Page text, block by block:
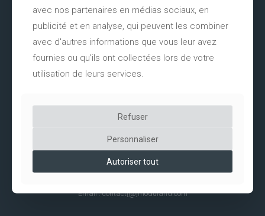
E-Shop Moduland
Espace Pros
Carrières / Recrutement
MODULAND SAS
358 Chemin de Rosarge
ZI de Rosarge
01700 MIRIBEL - FR
Email : contact[@]moduland.com
avec nos partenaires en médias sociaux, en
publicité et en analyse, qui peuvent les combiner
avec d'autres informations que vous leur avez
fournies ou qu'ils ont collectées lors de votre
utilisation de leurs services.
Refuser
Personnaliser
Autoriser tout